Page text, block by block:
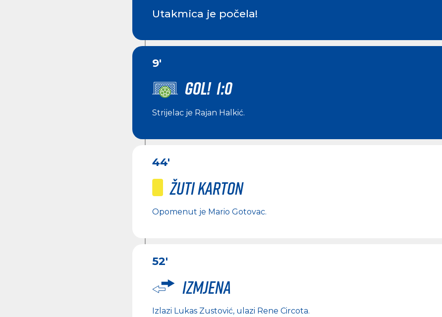
Utakmica je počela!
9'
GOL! 1:0
Strijelac je Rajan Halkić.
44'
Žuti karton
Opomenut je Mario Gotovac.
52'
Izmjena
Izlazi Lukas Zustović, ulazi Rene Circota.